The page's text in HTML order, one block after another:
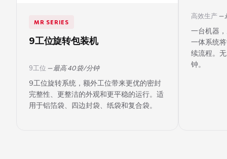
MR SERIES
9工位旋转包装机
9工位 — 最高 40 袋/分钟
9工位旋转系统，额外工位带来更优的密封
完整性、更整洁的外观和更平稳的运行。适
用于铝箔袋、四边封袋、纸袋和复合袋。
高效生产—
一台机器
一体系统
续流程。
钟。